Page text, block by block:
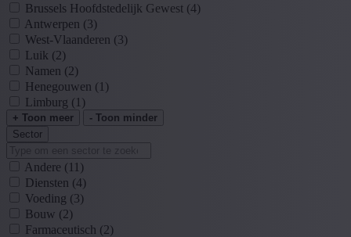
Brussels Hoofdstedelijk Gewest (4)
Antwerpen (3)
West-Vlaanderen (3)
Luik (2)
Namen (2)
Henegouwen (1)
Limburg (1)
+ Toon meer
- Toon minder
Sector
Andere (11)
Diensten (4)
Voeding (3)
Bouw (2)
Farmaceutisch (2)